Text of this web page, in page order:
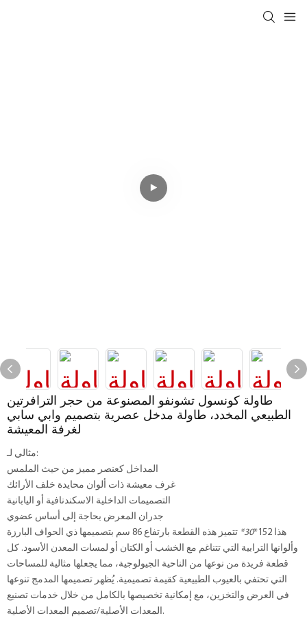
طاولة كونسول تشونفو المصنوعة من حجر الترافرتين
الطبيعي المخدد، طاولة مدخل عصرية بتصميم وابي سابي
لغرفة المعيشة
مثالي لـ:
المداخل كعنصر مميز من حيث الملمس
غرف معيشة ذات ألوان محايدة خلف الأرائك
التصميمات الداخلية الاسكندنافية أو اليابانية
جدران المعرض بحاجة إلى أساس عضوي
هذا 152*
30*
تتميز هذه القطعة بارتفاع 86 سم بتصميمها ذي الحواف البارزة
وألوانها الترابية التي تتناغم مع الخشب أو الكتان أو لمسات المعدن الأسود. كل
قطعة فريدة من نوعها من الناحية الجيولوجية، مما يجعلها مثالية للمساحات
التي تحتفي بالعيوب الطبيعية كقيمة تصميمية. يُظهر تصميمها المدمج تنوعها
في العرض والتخزين، مع إمكانية تخصيصها بالكامل من خلال خدمات تصنيع
المعدات الأصلية/تصميم المعدات الأصلية.